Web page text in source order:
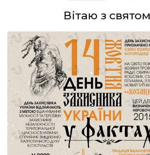
Вітаю з